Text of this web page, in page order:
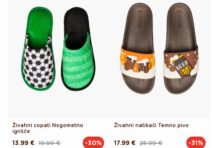
Živahni copati Nogometno
igrišče
Redna
19.99 €
Akcijska
13.99 € -30%
Živahni natikači Temno pivo
Redna
25.99 €
Akcijska
17.99 € -31%